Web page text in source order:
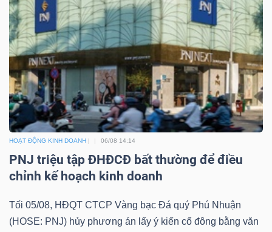
HOẠT ĐỘNG KINH DOANH 06/08 14:14
PNJ triệu tập ĐHĐCĐ bất thường để điều
chỉnh kế hoạch kinh doanh
Tối 05/08, HĐQT CTCP Vàng bạc Đá quý Phú Nhuận
(HOSE: PNJ) hủy phương án lấy ý kiến cổ đông bằng văn